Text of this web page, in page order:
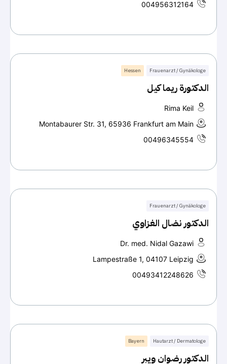
004956312164
Frauenarzt / Gynäkologe
Hessen
الدكتورة ريما كيل
Rima Keil
Montabaurer Str. 31, 65936 Frankfurt am Main
00496345554
Frauenarzt / Gynäkologe
الدكتور نضال الغزاوي
Dr. med. Nidal Gazawi
Lampestraße 1, 04107 Leipzig
00493412248626
Hautarzt / Dermatologe
Bayern
الدكتور رضوان ويبر